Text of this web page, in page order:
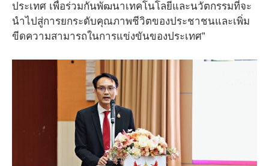
ประเทศ เพื่อร่วมกันพัฒนาเทคโนโลยีและนวัตกรรมที่จะ
นำไปสู่การยกระดับคุณภาพชีวิตของประชาชนและเพิ่ม
ขีดความสามารถในการแข่งขันของประเทศ”